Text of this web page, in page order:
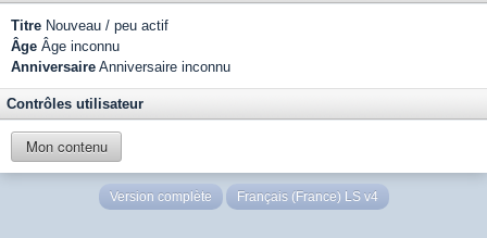
Titre Nouveau / peu actif
Âge Âge inconnu
Anniversaire Anniversaire inconnu
Contrôles utilisateur
Mon contenu
Version complète Français (France) LS v4